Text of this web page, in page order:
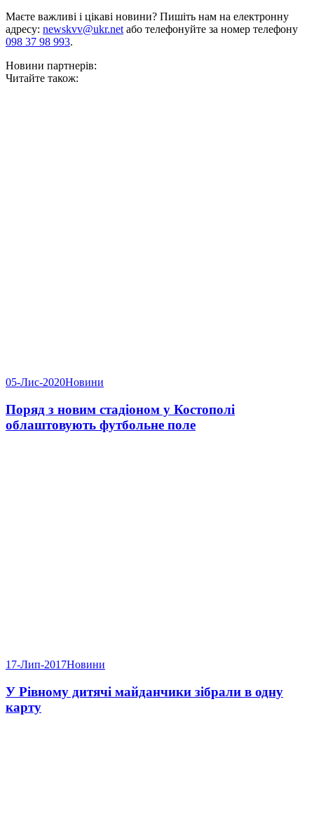
Маєте важливі і цікаві новини? Пишіть нам на електронну
адресу: newskvv@ukr.netабо телефонуйте за номер телефону
098 37 98 993.
Новини партнерів:
Читайте також:
05-Лис-2020Новини
Поряд з новим стадіоном у Костополі
облаштовують футбольне поле
17-Лип-2017Новини
У Рівному дитячі майданчики зібрали в одну
карту